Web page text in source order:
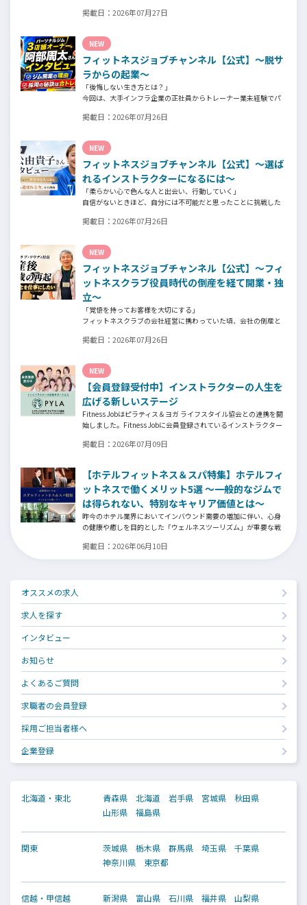
力についてインタビュー。オーナー様からはスタッフの採用基
客様からはそのスタッフの皆様がつくる施設やフィットネスにつ
いての魅力を語っていただきました。
掲載日： 2026年07月27日
NEW
フィットネスジョブチャンネル【公式】～脱サ
ラからの起業～
「後悔しない生き方とは？」
今回は、大手インフラ企業の正社員からトレーナー業未経験でパ
代表の阿部周大さんへインタビュー。
掲載日： 2026年07月26日
NEW
フィットネスジョブチャンネル【公式】～選ば
れるインストラクターになるには～
「柔らかい心で色んな人と出会い、行動していく」
自信がないときほど、自分には不可能だと思ったことに挑戦した
そんな風に自分だけでは思いつかないことを行動に移してきた結
貴子さん。選ばれるインストラクターになるために若松さんが取
られた行動とは？
掲載日： 2026年07月26日
NEW
フィットネスジョブチャンネル【公式】～フィ
ットネスクラブ役員時代の倒産を経て開業・独
立～
「覚悟を持ってお客様を大切にする」
フィットネスクラブの会社経営に携わっていた頃、会社の倒産と
図ったパーソナルジム「ファントレイン」代表近藤健祐さんにイ
フィットネスクラブのキャンペーンや違約金制度はお客様を大切
にする仕組みだろうか！？資金が底をつく恐怖と闘いながらもお
客様との絆を築き上げた秘訣とは？
掲載日： 2026年07月26日
NEW
【会員登録受付中】インストラクターの人生を
広げる新しいステージ
Fitness Jobはピラティス＆ヨガ ライフスタイル協会との連携を開
始しました。Fitness Jobに会員登録されているインストラクター
ートをしていきます。
掲載日： 2026年07月09日
【ホテルフィットネス＆スパ特集】ホテルフィ
ットネスで働くメリット5選 ～一般的なジムで
は得られない、特別なキャリア価値とは～
昨今のホテル業界においてインバウンド需要の増加に伴い、心身
の健康や癒しを目的とした「ウェルネスツーリズム」が重要な戦
ガインストラクター、ピラティス指導者、ストレッチトレーナ
ー、コンディショニングコーチ、ボクシングトレーナーなどの専門
掲載日： 2026年06月10日
オススメの求人
求人を探す
インタビュー
お知らせ
よくあるご質問
求職者の会員登録
採用ご担当者様へ
企業登録
北海道・東北 青森県 北海道 岩手県 宮城県
秋田県
山形県
福島県
関東 茨城県 栃木県 群馬県 埼玉県
千葉県
神奈川県
東京都
信越・甲信越 新潟県 富山県 石川県 福井県
山梨県